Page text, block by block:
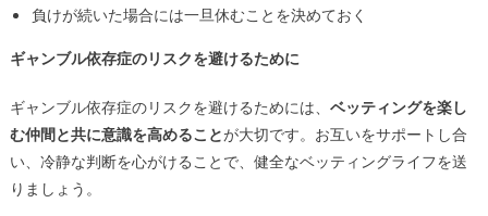
負けが続いた場合には一旦休むことを決めておく
ギャンブル依存症のリスクを避けるために
ギャンブル依存症のリスクを避けるためには、 ベッティングを楽し
む仲間と共に意識を高めることが大切です。お互いをサポートし合
い、冷静な判断を心がけることで、健全なベッティングライフを送
りましょう。